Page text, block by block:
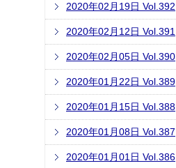
2020年02月19日 Vol.392
2020年02月12日 Vol.391
2020年02月05日 Vol.390
2020年01月22日 Vol.389
2020年01月15日 Vol.388
2020年01月08日 Vol.387
2020年01月01日 Vol.386